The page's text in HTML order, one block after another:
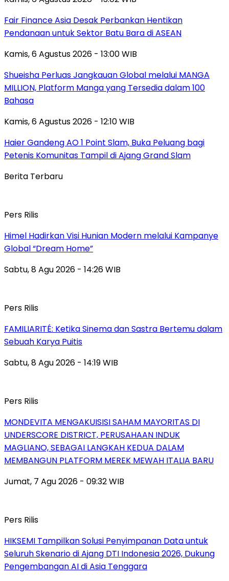
Fair Finance Asia Desak Perbankan Hentikan
Pendanaan untuk Sektor Batu Bara di ASEAN
Kamis, 6 Agustus 2026 - 13:00 WIB
Shueisha Perluas Jangkauan Global melalui MANGA
MILLION, Platform Manga yang Tersedia dalam 100
Bahasa
Kamis, 6 Agustus 2026 - 12:10 WIB
Haier Gandeng AO 1 Point Slam, Buka Peluang bagi
Petenis Komunitas Tampil di Ajang Grand Slam
Berita Terbaru
Pers Rilis
Himel Hadirkan Visi Hunian Modern melalui Kampanye
Global “Dream Home”
Sabtu, 8 Agu 2026 - 14:26 WIB
Pers Rilis
FAMILIARITÉ: Ketika Sinema dan Sastra Bertemu dalam
Sebuah Karya Puitis
Sabtu, 8 Agu 2026 - 14:19 WIB
Pers Rilis
MONDEVITA MENGAKUISISI SAHAM MAYORITAS DI
UNDERSCORE DISTRICT, PERUSAHAAN INDUK
MAGLIANO, SEBAGAI LANGKAH KEDUA DALAM
MEMBANGUN PLATFORM MEREK MEWAH ITALIA BARU
Jumat, 7 Agu 2026 - 09:32 WIB
Pers Rilis
HIKSEMI Tampilkan Solusi Penyimpanan Data untuk
Seluruh Skenario di Ajang DTI Indonesia 2026, Dukung
Pengembangan AI di Asia Tenggara